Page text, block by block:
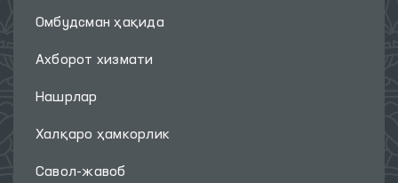
Омбудсман ҳақида
Ахборот хизмати
Нашрлар
Халқаро ҳамкорлик
Савол-жавоб